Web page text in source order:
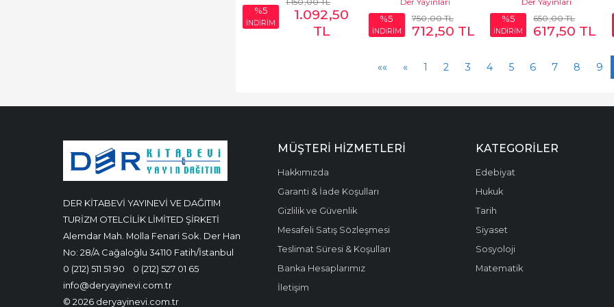
%5
İNDİRİM
1.092,50
TL
%5
İNDİRİM
750,00TL
712,50 TL
%5
İNDİRİM
650,00TL
617,50 TL
«« « 1 2 3 4 5 6 7 8 9
DER KİTABEVİ YAYINEVİ VE DAĞITIM
TURİZM OTELCİLİK LİMİTED ŞİRKETİ
Alemdar Mah. Molla Fenari Sok. Der Han
No: 28/A Cağaloğlu 34110 Fatih/İstanbul
0 (212) 511 51 90
0 (212) 527 01 65
info@deryayinevi.com.tr
© 2026 deryayinevi.com.tr
MÜŞTERI HIZMETLERI
Hakkımızda
Garanti & İade Koşulları
Gizlilik ve Güvenlik
Mesafeli Satış Sözleşmesi
Teslimat Süresi & Koşulları
Banka Hesaplarımız
İletişim
KATEGORILER
Edebiyat
Hukuk
Tarih
Siyaset
Sosyoloji
Matematik